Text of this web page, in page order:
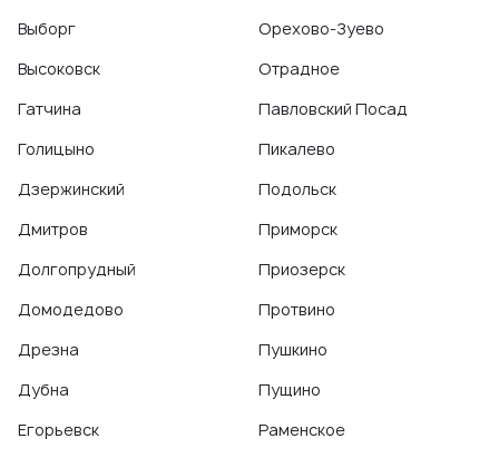
Выборг
Высоковск
Гатчина
Голицыно
Дзержинский
Дмитров
Долгопрудный
Домодедово
Дрезна
Дубна
Егорьевск
Орехово-Зуево
Отрадное
Павловский Посад
Пикалево
Подольск
Приморск
Приозерск
Протвино
Пушкино
Пущино
Раменское